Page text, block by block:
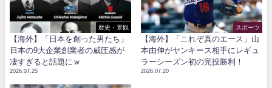
歴史・景観
【海外】「日本を創った男たち」
日本の9大企業創業者の威圧感が
凄すぎると話題にｗ
2026.07.25
スポーツ
【海外】「これぞ真のエース」山
本由伸がヤンキース相手にレギュ
ラーシーズン初の完投勝利！
2026.07.20